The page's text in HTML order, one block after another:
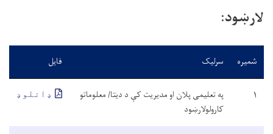
لارښود:
شمیره سرلیک فایل
۱
په تعلیمی پلان او مدیریت کې د دیتا/ معلوماتو
کارولولارښود
ډانلوډ